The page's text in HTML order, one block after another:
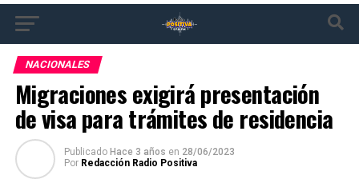
NACIONALES
Migraciones exigirá presentación
de visa para trámites de residencia
Publicado Hace 3 años en 28/06/2023
Por Redacción Radio Positiva